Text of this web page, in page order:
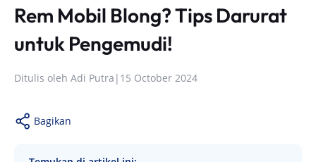
Rem Mobil Blong? Tips Darurat
untuk Pengemudi!
Ditulis oleh Adi Putra | 15 October 2024
Bagikan